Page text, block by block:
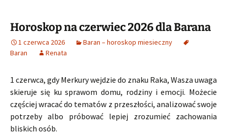
Horoskop na czerwiec 2026 dla Barana
1 czerwca 2026
Baran – horoskop miesieczny
Baran
Renata
1 czerwca, gdy Merkury wejdzie do znaku Raka, Wasza uwaga
skieruje się ku sprawom domu, rodziny i emocji. Możecie
częściej wracać do tematów z przeszłości, analizować swoje
potrzeby albo próbować lepiej zrozumieć zachowania
bliskich osób.